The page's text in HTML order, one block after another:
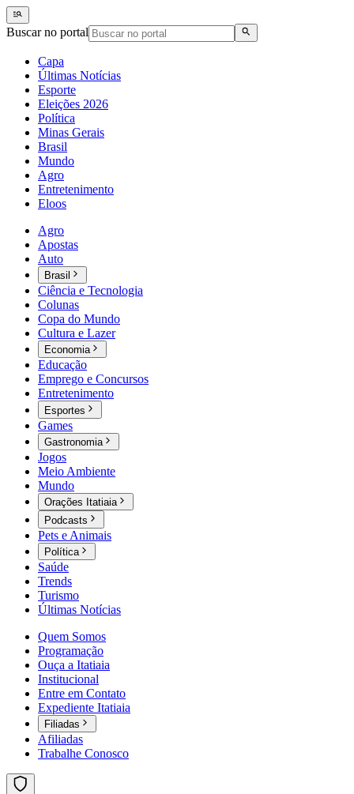
Buscar no portal
Capa
Últimas Notícias
Esporte
Eleições 2026
Política
Minas Gerais
Brasil
Mundo
Agro
Entretenimento
Eloos
Agro
Apostas
Auto
Brasil
Ciência e Tecnologia
Colunas
Copa do Mundo
Cultura e Lazer
Economia
Educação
Emprego e Concursos
Entretenimento
Esportes
Games
Gastronomia
Jogos
Meio Ambiente
Mundo
Orações Itatiaia
Podcasts
Pets e Animais
Política
Saúde
Trends
Turismo
Últimas Notícias
Quem Somos
Programação
Ouça a Itatiaia
Institucional
Entre em Contato
Expediente Itatiaia
Filiadas
Afiliadas
Trabalhe Conosco